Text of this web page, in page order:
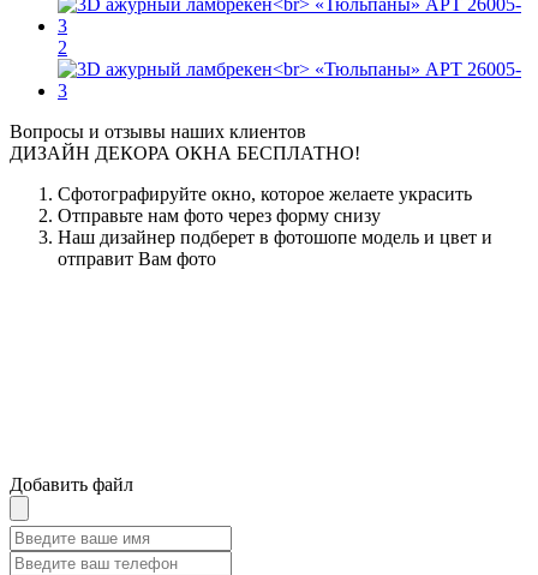
2
Вопросы и отзывы наших клиентов
ДИЗАЙН ДЕКОРА ОКНА БЕСПЛАТНО!
Сфотографируйте окно, которое желаете украсить
Отправьте нам фото через форму снизу
Наш дизайнер подберет в фотошопе модель и цвет и
отправит Вам фото
Добавить файл